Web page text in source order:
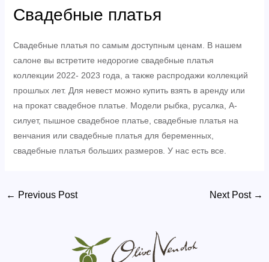
Свадебные платья
Свадебные платья по самым доступным ценам. В нашем
салоне вы встретите недорогие свадебные платья
коллекции 2022- 2023 года, а также распродажи коллекций
прошлых лет. Для невест можно купить взять в аренду или
на прокат свадебное платье. Модели рыбка, русалка, А-
силует, пышное свадебное платье, свадебные платья на
венчания или свадебные платья для беременных,
свадебные платья больших размеров. У нас есть все.
Post
← Previous Post Next Post →